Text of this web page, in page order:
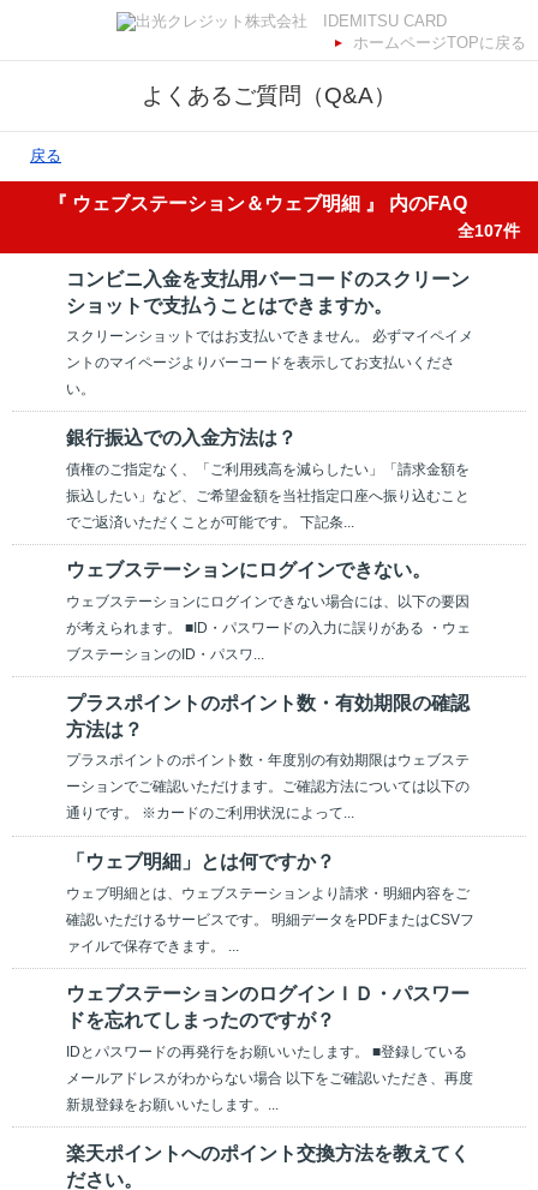
ホームページTOPに戻る
よくあるご質問（Q&A）
戻る
『 ウェブステーション＆ウェブ明細 』 内のFAQ
全107件
コンビニ入金を支払用バーコードのスクリーン
ショットで支払うことはできますか。
スクリーンショットではお支払いできません。 必ずマイペイメ
ントのマイページよりバーコードを表示してお支払いくださ
い。
銀行振込での入金方法は？
債権のご指定なく、「ご利用残高を減らしたい」「請求金額を
振込したい」など、ご希望金額を当社指定口座へ振り込むこと
でご返済いただくことが可能です。 下記条...
ウェブステーションにログインできない。
ウェブステーションにログインできない場合には、以下の要因
が考えられます。 ■ID・パスワードの入力に誤りがある ・ウェ
ブステーションのID・パスワ...
プラスポイントのポイント数・有効期限の確認
方法は？
プラスポイントのポイント数・年度別の有効期限はウェブステ
ーションでご確認いただけます。ご確認方法については以下の
通りです。 ※カードのご利用状況によって...
「ウェブ明細」とは何ですか？
ウェブ明細とは、ウェブステーションより請求・明細内容をご
確認いただけるサービスです。 明細データをPDFまたはCSVフ
ァイルで保存できます。 ...
ウェブステーションのログインＩＤ・パスワー
ドを忘れてしまったのですが？
IDとパスワードの再発行をお願いいたします。 ■登録している
メールアドレスがわからない場合 以下をご確認いただき、再度
新規登録をお願いいたします。...
楽天ポイントへのポイント交換方法を教えてく
ださい。